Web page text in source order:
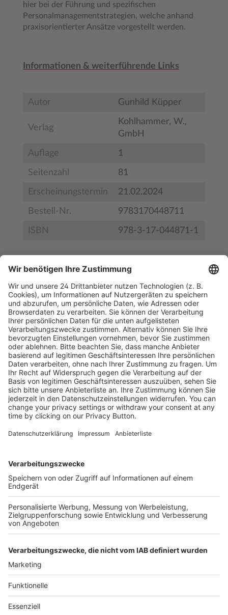
hier bei der Führung und spezifischen
Personalmanagementstrategien, welche anhand
praxisorientierter Ansätze vorgestellt werden.
Informationen & weiterführende Links
Autor Gunhild Küpper
Verlag
Kohlhammer, W.,
GmbH
Auflage 1
Seitenzahl 81
Erscheinungstermin 21.02.2024
Bestell-Nr. 9783170448711
ISBN 978-3-17-044871-1
Inhaltsverzeichnis
Leseprobe
Kostenlose Rücksendung bis zu 14 Tage nach
Bestelleingang (innerhalb Deutschlands).
Versandkosten.
Der Bestellprozess ist mit Hilfe eines SSL-
SERVICE HOTLINE
SHOP SERVICE